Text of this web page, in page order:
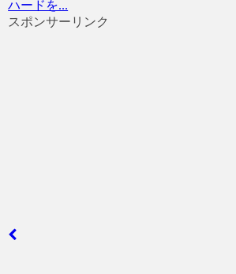
ハードを...
スポンサーリンク